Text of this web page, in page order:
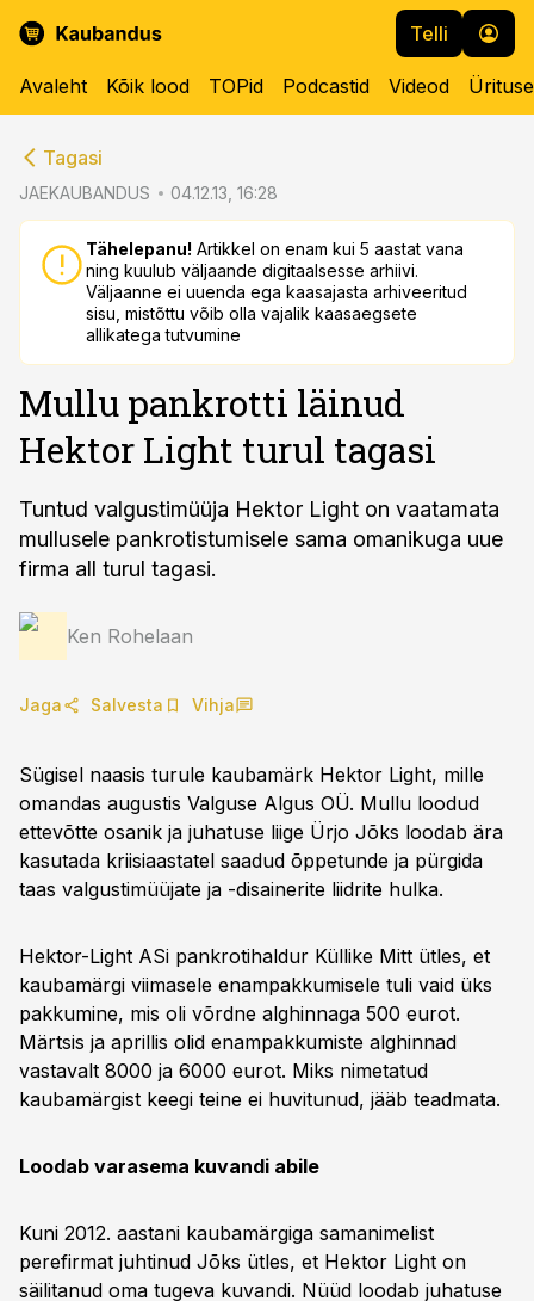
Telli
Avaleht Kõik lood TOPid Podcastid Videod
Tagasi
JAEKAUBANDUS 04.12.13, 16:28
Tähelepanu! Artikkel on enam kui 5 aastat vana
ning kuulub väljaande digitaalsesse arhiivi.
Väljaanne ei uuenda ega kaasajasta arhiveeritud
sisu, mistõttu võib olla vajalik kaasaegsete
allikatega tutvumine
Mullu pankrotti läinud
Hektor Light turul tagasi
Tuntud valgustimüüja Hektor Light on vaatamata
mullusele pankrotistumisele sama omanikuga uue
firma all turul tagasi.
Ken Rohelaan
Jaga Salvesta Vihja
Sügisel naasis turule kaubamärk Hektor Light, mille
omandas augustis Valguse Algus OÜ. Mullu loodud
ettevõtte osanik ja juhatuse liige Ürjo Jõks loodab ära
kasutada kriisiaastatel saadud õppetunde ja pürgida
taas valgustimüüjate ja -disainerite liidrite hulka.
Hektor-Light ASi pankrotihaldur Küllike Mitt ütles, et
kaubamärgi viimasele enampakkumisele tuli vaid üks
pakkumine, mis oli võrdne alghinnaga 500 eurot.
Märtsis ja aprillis olid enampakkumiste alghinnad
vastavalt 8000 ja 6000 eurot. Miks nimetatud
kaubamärgist keegi teine ei huvitunud, jääb teadmata.
Loodab varasema kuvandi abile
Kuni 2012. aastani kaubamärgiga samanimelist
perefirmat juhtinud Jõks ütles, et Hektor Light on
säilitanud oma tugeva kuvandi. Nüüd loodab juhatuse